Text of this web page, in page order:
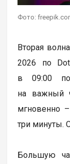
Фото:
Вторая
2026 по
в 09:00 по
на важный
мгновенно
три минуты.
Большую